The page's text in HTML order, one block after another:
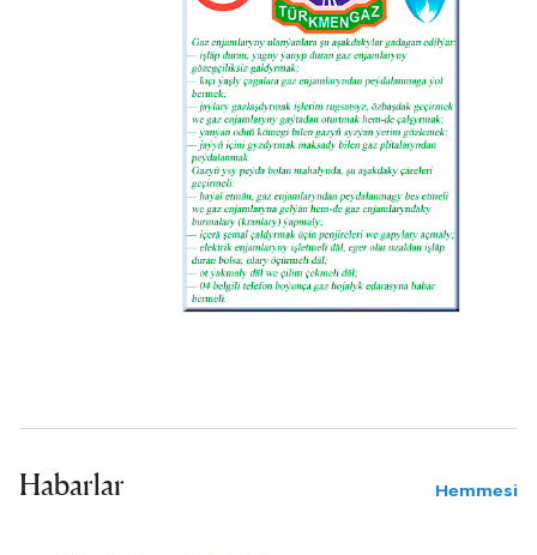
Habarlar Hemmesi